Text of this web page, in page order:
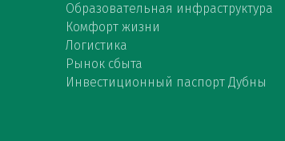
Образовательная инфраструктура
Комфорт жизни
Логистика
Рынок сбыта
Инвестиционный паспорт Дубны